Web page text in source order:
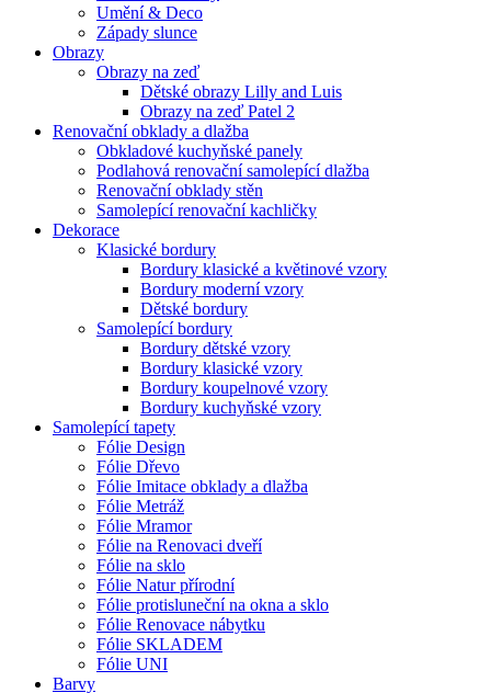
Umění & Deco
Západy slunce
Obrazy
Obrazy na zeď
Dětské obrazy Lilly and Luis
Obrazy na zeď Patel 2
Renovační obklady a dlažba
Obkladové kuchyňské panely
Podlahová renovační samolepící dlažba
Renovační obklady stěn
Samolepící renovační kachličky
Dekorace
Klasické bordury
Bordury klasické a květinové vzory
Bordury moderní vzory
Dětské bordury
Samolepící bordury
Bordury dětské vzory
Bordury klasické vzory
Bordury koupelnové vzory
Bordury kuchyňské vzory
Samolepící tapety
Fólie Design
Fólie Dřevo
Fólie Imitace obklady a dlažba
Fólie Metráž
Fólie Mramor
Fólie na Renovaci dveří
Fólie na sklo
Fólie Natur přírodní
Fólie protisluneční na okna a sklo
Fólie Renovace nábytku
Fólie SKLADEM
Fólie UNI
Barvy